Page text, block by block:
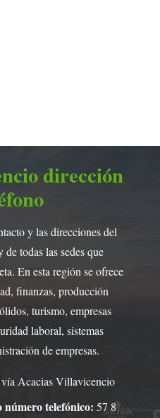
dirección
y las direcciones del
todas las sedes que
En esta región se ofrece
finanzas, producción
turismo, empresas
laboral, sistemas
de empresas.
Acacias Villavicencio
número telefónico: 57 8